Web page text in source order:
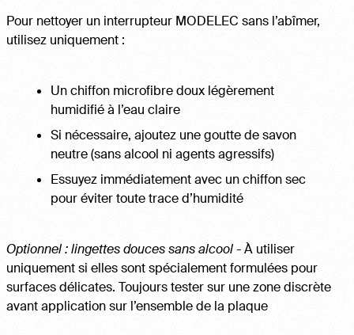
Pour nettoyer un interrupteur MODELEC sans l’abîmer,
utilisez uniquement :
Un chiffon microfibre doux légèrement
humidifié à l’eau claire
Si nécessaire, ajoutez une goutte de savon
neutre (sans alcool ni agents agressifs)
Essuyez immédiatement avec un chiffon sec
pour éviter toute trace d’humidité
Optionnel : lingettes douces sans alcool- À utiliser
uniquement si elles sont spécialement formulées pour
surfaces délicates. Toujours tester sur une zone discrète
avant application sur l’ensemble de la plaque